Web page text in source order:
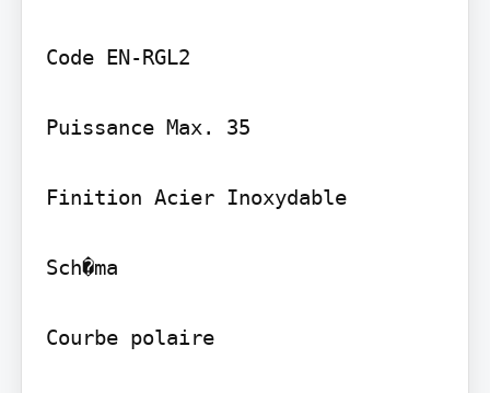
Code EN-RGL2
Puissance Max. 35
Finition Acier Inoxydable
Sch�ma
Courbe polaire